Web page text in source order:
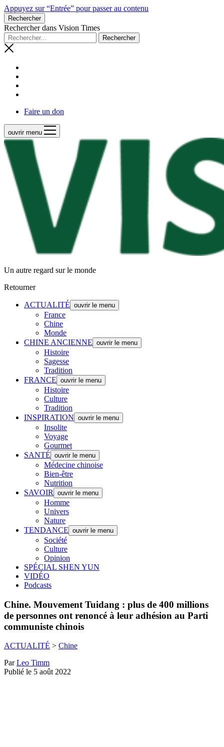
Appuyez sur “Entrée” pour passer au contenu
Rechercher
Rechercher dans Vision Times
Faire un don
ouvrir menu
Un autre regard sur le monde
Retourner
ACTUALITÉ ouvrir le menu
France
Chine
Monde
CHINE ANCIENNE ouvrir le menu
Histoire
Sagesse
Tradition
FRANCE ouvrir le menu
Histoire
Culture
Tradition
INSPIRATION ouvrir le menu
Insolite
Voyage
Gourmet
SANTÉ ouvrir le menu
Médecine chinoise
Bien-être
Nutrition
SAVOIR
ouvrir le menu
Homme
Univers
Nature
TENDANCE ouvrir le menu
Société
Culture
Opinion
SPÉCIAL SHEN YUN
VIDÉO
Podcasts
Chine. Mouvement Tuidang : plus de 400 millions
de personnes ont renoncé à leur adhésion au Parti
communiste chinois
ACTUALITÉ > Chine
ParLeo Timm
Publié le 5 août 2022